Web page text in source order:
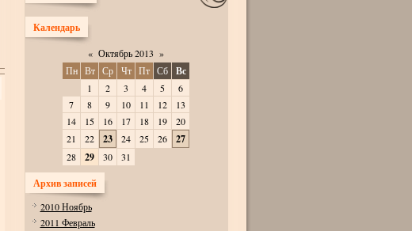
Календарь
« Октябрь 2013 »
Пн Вт Ср Чт Пт Сб Вс
1 2 3 4 5
6
7
8 9 10 11 12
13
14
15 16 17 18 19
20
21
22 23 24 25 26 27
28 29 30 31
Архив записей
2010 Ноябрь
2011 Февраль